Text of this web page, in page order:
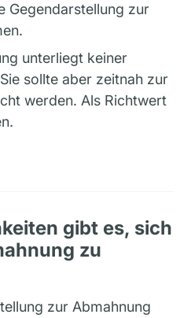
Gegendarstellung zur
unterliegt keiner
sollte aber zeitnah zur
werden. Als Richtwert
gibt es, sich
zu
zur Abmahnung